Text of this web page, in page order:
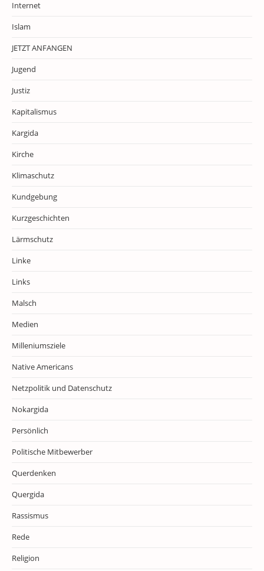
Internet
Islam
JETZT ANFANGEN
Jugend
Justiz
Kapitalismus
Kargida
Kirche
Klimaschutz
Kundgebung
Kurzgeschichten
Lärmschutz
Linke
Links
Malsch
Medien
Milleniumsziele
Native Americans
Netzpolitik und Datenschutz
Nokargida
Persönlich
Politische Mitbewerber
Querdenken
Quergida
Rassismus
Rede
Religion